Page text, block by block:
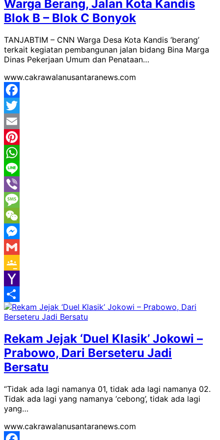
Warga Berang, Jalan Kota Kandis
Blok B – Blok C Bonyok
TANJABTIM – CNN Warga Desa Kota Kandis ‘berang’
terkait kegiatan pembangunan jalan bidang Bina Marga
Dinas Pekerjaan Umum dan Penataan…
www.cakrawalanusantaranews.com
Facebook
Twitter
Email
Pinterest
WhatsApp
Line
Viber
Message
WeChat
Messenger
Gmail
Google
Classroom
Yahoo
Mail
Share
Rekam Jejak ‘Duel Klasik’ Jokowi –
Prabowo, Dari Berseteru Jadi
Bersatu
“Tidak ada lagi namanya 01, tidak ada lagi namanya 02.
Tidak ada lagi yang namanya ‘cebong’, tidak ada lagi
yang…
www.cakrawalanusantaranews.com